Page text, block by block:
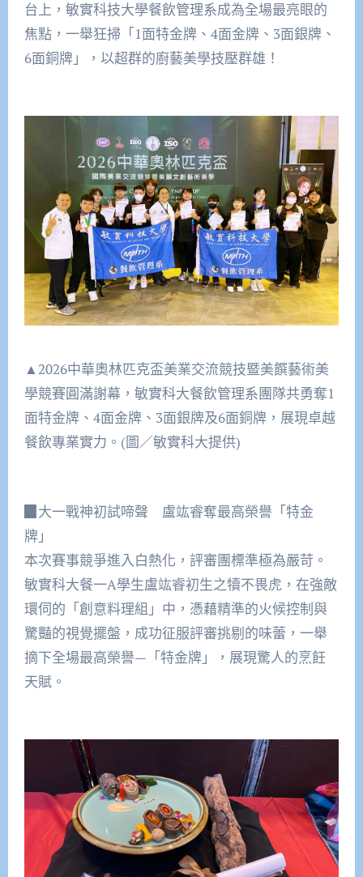
台上，敏實科技大學餐飲管理系成為全場最亮眼的
焦點，一舉狂掃「1面特金牌、4面金牌、3面銀牌、
6面銅牌」，以超群的廚藝美學技壓群雄！
▲2026中華奧林匹克盃美業交流競技暨美饌藝術美
學競賽圓滿謝幕，敏實科大餐飲管理系團隊共勇奪1
面特金牌、4面金牌、3面銀牌及6面銅牌，展現卓越
餐飲專業實力。(圖／敏實科大提供)
▉大一戰神初試啼聲 盧竑睿奪最高榮譽「特金
牌」
本次賽事競爭進入白熱化，評審團標準極為嚴苛。
敏實科大餐一A學生盧竑睿初生之犢不畏虎，在強敵
環伺的「創意料理組」中，憑藉精準的火候控制與
驚豔的視覺擺盤，成功征服評審挑剔的味蕾，一舉
摘下全場最高榮譽—「特金牌」，展現驚人的烹飪
天賦。